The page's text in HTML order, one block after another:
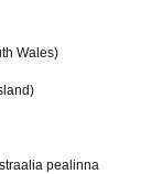
Wales)
pealinna